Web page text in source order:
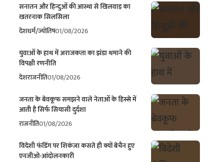
सनातन और हिन्दुओं की आस्था से खिलवाड़ का
खतरनाक सिलसिला
देशधर्म/ज्योतिष01/08/2026
युवाओं के हाथ में अराजकता का झंडा थमाने की
विपक्षी रणनीति
देशराजनीति01/08/2026
जनता के बेवकूफ समझने वाले नेताओं के हिस्से में
आती है सिर्फ सियासी दुर्दशा
राजनीति01/08/2026
विदेशी फंडिंग पर शिकंजा कसते ही क्यों बेचैन हुए
एनजीओ-आंदोलनकारी